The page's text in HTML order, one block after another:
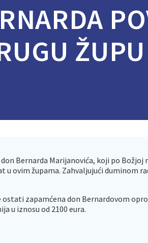
ŽUPU
Bernarda Marijanovića, koji po
ovim župama. Zahvaljujući duminom
zapamćena don Bernardovom
u iznosu od 2100 eura.